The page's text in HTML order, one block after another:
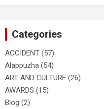
Categories
ACCIDENT (57)
Alappuzha (54)
ART AND CULTURE (26)
AWARDS (15)
Blog (2)